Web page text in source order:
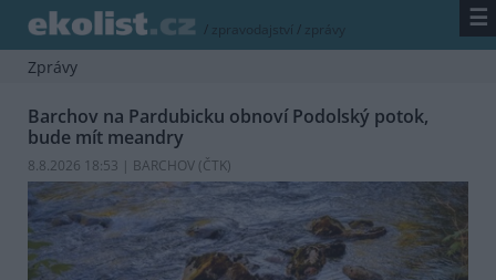
/ zpravodajství / zprávy ☰
Zprávy
Barchov na Pardubicku obnoví Podolský potok,
bude mít meandry
8.8.2026 18:53 | BARCHOV (ČTK)